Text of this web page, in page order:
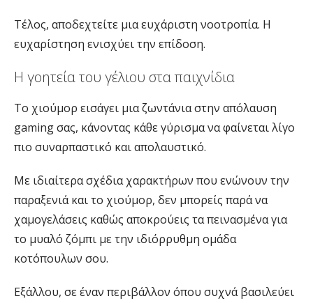
Τέλος, αποδεχτείτε μια ευχάριστη νοοτροπία. Η
ευχαρίστηση ενισχύει την επίδοση.
Η γοητεία του γέλιου στα παιχνίδια
Το χιούμορ εισάγει μια ζωντάνια στην απόλαυση
gaming σας, κάνοντας κάθε γύρισμα να φαίνεται λίγο
πιο συναρπαστικό και απολαυστικό.
Με ιδιαίτερα σχέδια χαρακτήρων που ενώνουν την
παραξενιά και το χιούμορ, δεν μπορείς παρά να
χαμογελάσεις καθώς αποκρούεις τα πεινασμένα για
το μυαλό ζόμπι με την ιδιόρρυθμη ομάδα
κοτόπουλων σου.
Εξάλλου, σε έναν περιβάλλον όπου συχνά βασιλεύει